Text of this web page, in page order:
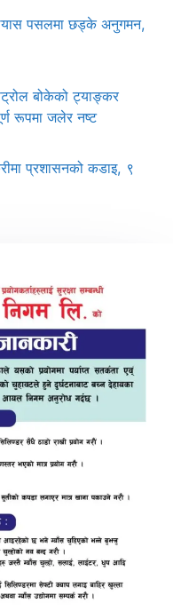
ग्यास पसलमा छड्के अनुगमन,
पेट्रोल बोकेको ट्याङ्कर
रूपमा जलेर नष्ट
प्रशासनको कडाइ, ९